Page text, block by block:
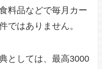
料品などで毎月カー
ではありません。
としては、最高3000